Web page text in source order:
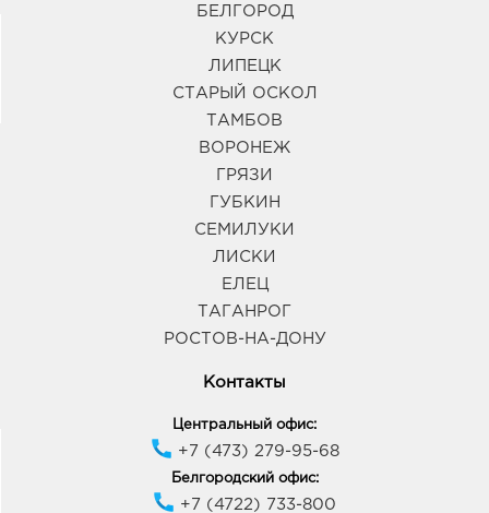
БЕЛГОРОД
КУРСК
ЛИПЕЦК
СТАРЫЙ ОСКОЛ
ТАМБОВ
ВОРОНЕЖ
ГРЯЗИ
ГУБКИН
СЕМИЛУКИ
ЛИСКИ
ЕЛЕЦ
ТАГАНРОГ
РОСТОВ-НА-ДОНУ
Контакты
Центральный офис:
+7 (473) 279-95-68
Белгородский офис:
+7 (4722) 733-800